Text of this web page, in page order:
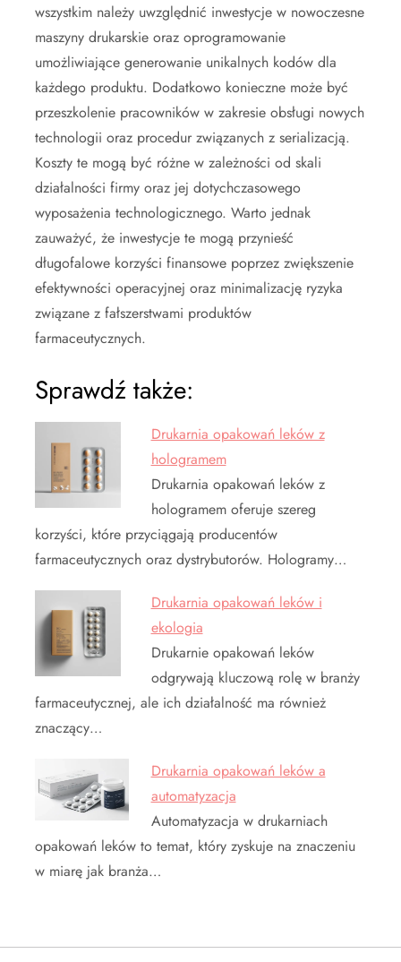
wszystkim należy uwzględnić inwestycje w nowoczesne
maszyny drukarskie oraz oprogramowanie
umożliwiające generowanie unikalnych kodów dla
każdego produktu. Dodatkowo konieczne może być
przeszkolenie pracowników w zakresie obsługi nowych
technologii oraz procedur związanych z serializacją.
Koszty te mogą być różne w zależności od skali
działalności firmy oraz jej dotychczasowego
wyposażenia technologicznego. Warto jednak
zauważyć, że inwestycje te mogą przynieść
długofalowe korzyści finansowe poprzez zwiększenie
efektywności operacyjnej oraz minimalizację ryzyka
związane z fałszerstwami produktów
farmaceutycznych.
Sprawdź także:
Drukarnia opakowań leków z
hologramem
Drukarnia opakowań leków z
hologramem oferuje szereg
korzyści, które przyciągają producentów
farmaceutycznych oraz dystrybutorów. Hologramy…
Drukarnia opakowań leków i
ekologia
Drukarnie opakowań leków
odgrywają kluczową rolę w branży
farmaceutycznej, ale ich działalność ma również
znaczący…
Drukarnia opakowań leków a
automatyzacja
Automatyzacja w drukarniach
opakowań leków to temat, który zyskuje na znaczeniu
w miarę jak branża…